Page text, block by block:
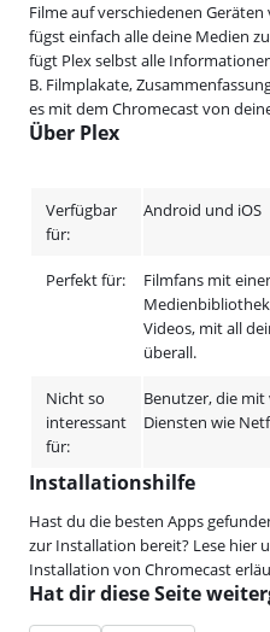
Filme auf verschiedenen
fügst einfach alle deine Medien
fügt Plex selbst alle
B. Filmplakate,
es mit dem Chromecast von
Über Plex
Verfügbar
für:
Android und iOS
Perfekt für:
Filmfans mit
Videos, mit all
überall.
Nicht so
interessant
für:
Benutzer, die
Diensten wie
Installationshilfe
Hast du die besten Apps
zur Installation bereit? Lese hier
Installation von Chromecast
Hat dir diese Seite